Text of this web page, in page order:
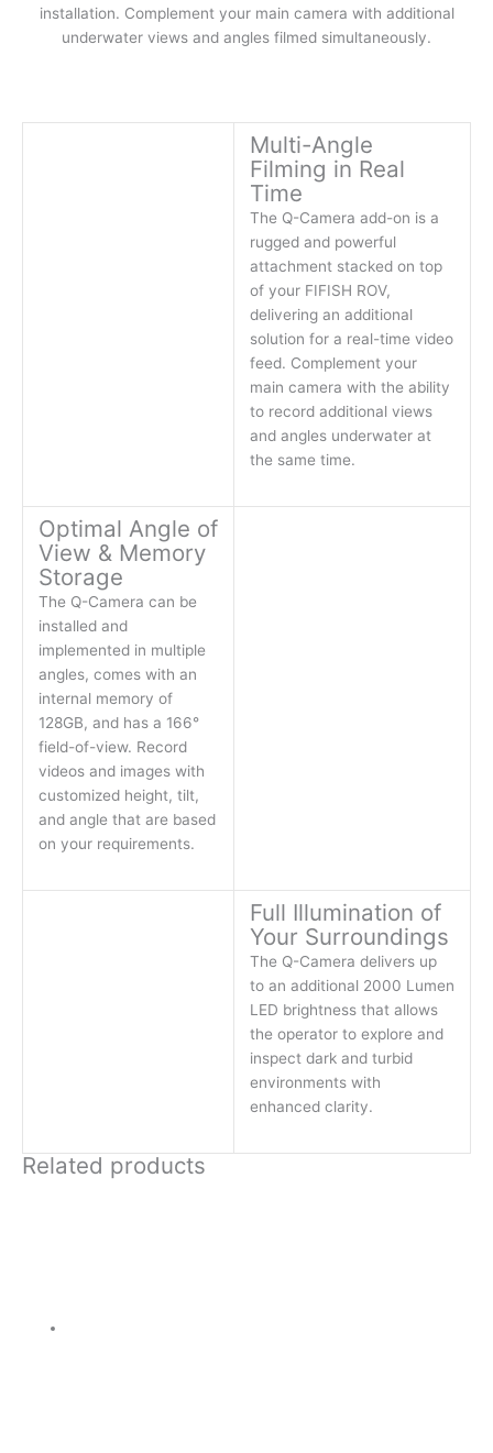
installation. Complement your main camera with additional
underwater views and angles filmed simultaneously.
Multi-Angle
Filming in Real
Time
The Q-Camera add-on is a
rugged and powerful
attachment stacked on top
of your FIFISH ROV,
delivering an additional
solution for a real-time video
feed. Complement your
main camera with the ability
to record additional views
and angles underwater at
the same time.
Optimal Angle of
View & Memory
Storage
The Q-Camera can be
installed and
implemented in multiple
angles, comes with an
internal memory of
128GB, and has a 166°
field-of-view. Record
videos and images with
customized height, tilt,
and angle that are based
on your requirements.
Full Illumination of
Your Surroundings
The Q-Camera delivers up
to an additional 2000 Lumen
LED brightness that allows
the operator to explore and
inspect dark and turbid
environments with
enhanced clarity.
Related products